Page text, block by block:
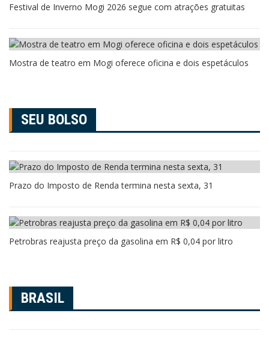
Festival de Inverno Mogi 2026 segue com atrações gratuitas
Mostra de teatro em Mogi oferece oficina e dois espetáculos
SEU BOLSO
Prazo do Imposto de Renda termina nesta sexta, 31
Petrobras reajusta preço da gasolina em R$ 0,04 por litro
BRASIL